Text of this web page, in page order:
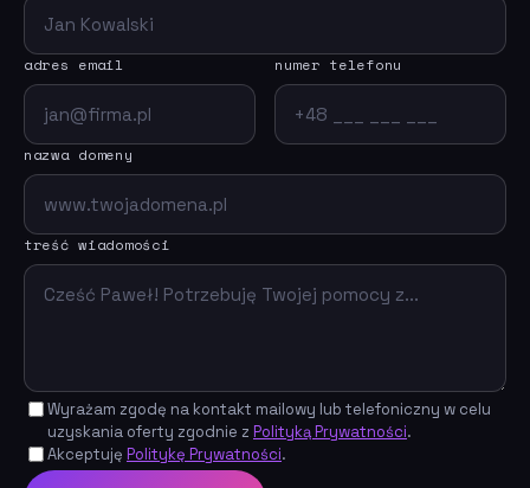
adres email numer telefonu
nazwa domeny
treść wiadomości
Wyrażam zgodę na kontakt mailowy lub telefoniczny w celu
uzyskania oferty zgodnie z Polityką Prywatności.
Akceptuję Politykę Prywatności.